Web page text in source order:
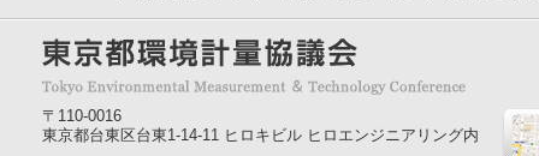
〒110-0016
東京都台東区台東1-14-11 ヒロキビル ヒロエンジニアリング内